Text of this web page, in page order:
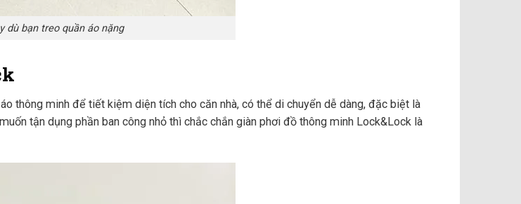
dù bạn treo quần áo nặng
thông minh để tiết kiệm diện tích cho căn nhà, có thể di chuyển dễ dàng, đặc biệt là
tận dụng phần ban công nhỏ thì chắc chắn giàn phơi đồ thông minh Lock&Lock là